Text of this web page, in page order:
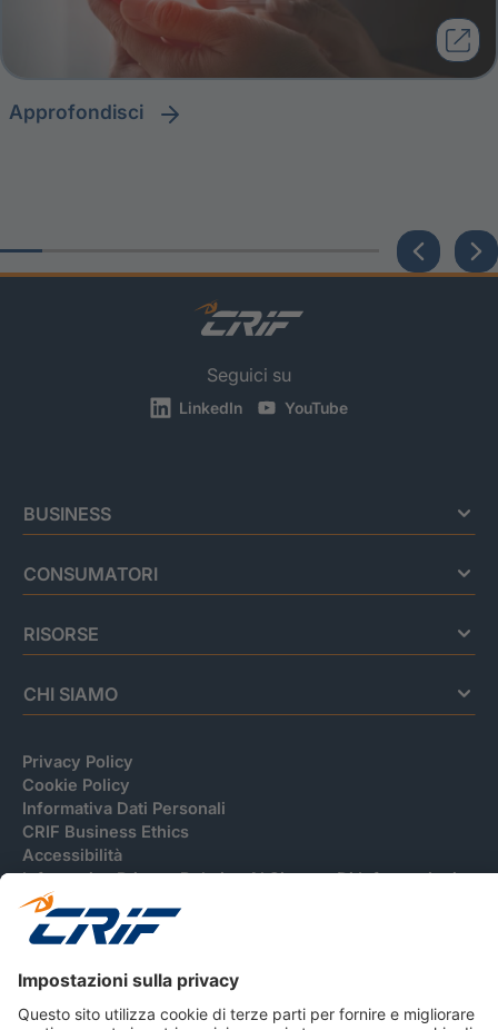
approfondisci
Seguici su
LinkedIn YouTube
BUSINESS
CONSUMATORI
RISORSE
CHI SIAMO
Privacy Policy
Cookie Policy
Informativa Dati Personali
CRIF Business Ethics
Accessibilità
Informativa Privacy Relativa Al Sistema Di Informazioni
Creditizie